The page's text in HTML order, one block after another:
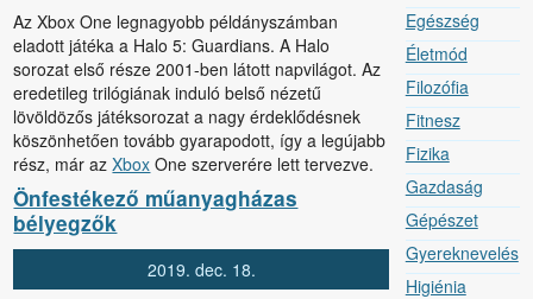
Az Xbox One legnagyobb példányszámban
eladott játéka a Halo 5: Guardians. A Halo
sorozat első része 2001-ben látott napvilágot. Az
eredetileg trilógiának induló belső nézetű
lövöldözős játéksorozat a nagy érdeklődésnek
köszönhetően tovább gyarapodott, így a legújabb
rész, már azXbox One szerverére lett tervezve.
Önfestékező műanyagházas
bélyegzők
2019. dec. 18.
Egészség
Életmód
Filozófia
Fitnesz
Fizika
Gazdaság
Gépészet
Gyereknevelés
Higiénia